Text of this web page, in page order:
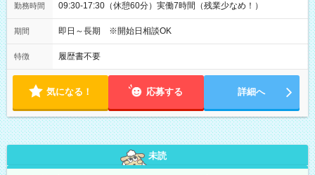
勤務時間 09:30-17:30（休憩60分）実働7時間（残業少なめ！）
期間 即日～長期 ※開始日相談OK
特徴 履歴書不要
気になる！ 応募する 詳細へ
未読